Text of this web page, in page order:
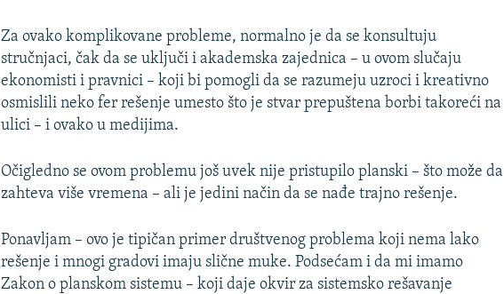
Za ovako komplikovane probleme, normalno je da se konsultuju
stručnjaci, čak da se uključi i akademska zajednica – u ovom slučaju
ekonomisti i pravnici – koji bi pomogli da se razumeju uzroci i kreativno
osmislili neko fer rešenje umesto što je stvar prepuštena borbi takoreći na
ulici – i ovako u medijima.
Očigledno se ovom problemu još uvek nije pristupilo planski – što može da
zahteva više vremena – ali je jedini način da se nađe trajno rešenje.
Ponavljam – ovo je tipičan primer društvenog problema koji nema lako
rešenje i mnogi gradovi imaju slične muke. Podsećam i da mi imamo
Zakon o planskom sistemu – koji daje okvir za sistemsko rešavanje